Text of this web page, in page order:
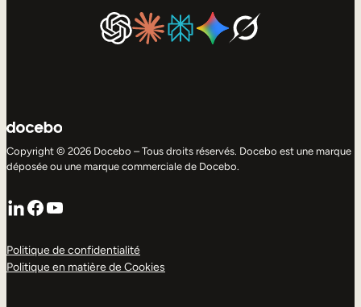
Copyright © 2026 Docebo – Tous droits réservés. Docebo est une marque
déposée ou une marque commerciale de Docebo.
LinkedIn
Facebook
YouTube
Politique de confidentialité
Politique en matière de Cookies